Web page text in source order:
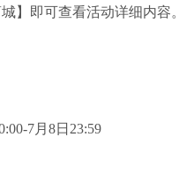
】即可查看活动详细内容。
7月8日23:59